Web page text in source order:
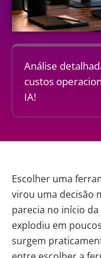
Análise
custos
IA!
Escolher uma
virou uma decisão
parecia no início
explodiu em
surgem